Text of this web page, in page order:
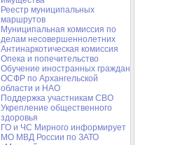
Реестр муниципальных
маршрутов
Муниципальная комиссия по
делам несовершеннолетних
Антинаркотическая комиссия
Опека и попечительство
Обучение иностранных граждан
ОСФР по Архангельской
области и НАО
Поддержка участникам СВО
Укрепление общественного
здоровья
ГО и ЧС Мирного информирует
МО МВД России по ЗАТО